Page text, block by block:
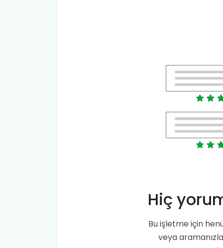
Hiç
Bu işletme için
veya